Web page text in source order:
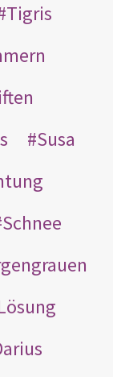
Tigris
Susa
Schnee